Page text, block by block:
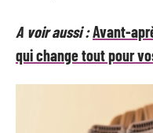
A voir aussi :Avant-
qui change tout pour